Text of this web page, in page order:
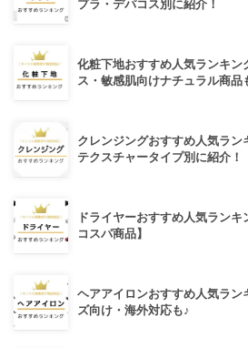
プラ・デパコス別に紹介！
化粧下地おすすめ人気ランキン
ス・敏感肌向けナチュラル商品
クレンジングおすすめ人気ラ
テクスチャータイプ別に紹介！
ドライヤーおすすめ人気ラン
コスパ商品】
ヘアアイロンおすすめ人気ラ
ズ向け・海外対応も♪